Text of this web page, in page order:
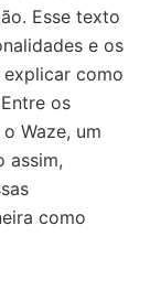
Esse texto
e os
como
os
Waze, um
assim,
como